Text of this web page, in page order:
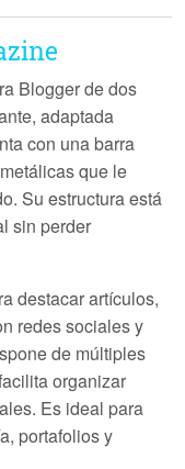
Blogger de dos
adaptada
con una barra
que le
Su estructura está
sin perder
destacar artículos,
redes sociales y
de múltiples
organizar
Es ideal para
portafolios y